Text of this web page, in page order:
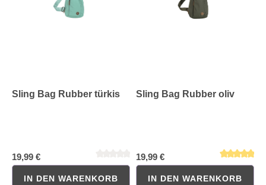
Durchschnittliche Bewertung von 0 von 5 SternenDurchschnittliche Bewertung
Sling Bag Rubber türkis
19,99 €
IN DEN WARENKORB
Sling Bag Rubber oliv
19,99 €
IN DEN WARENKORB